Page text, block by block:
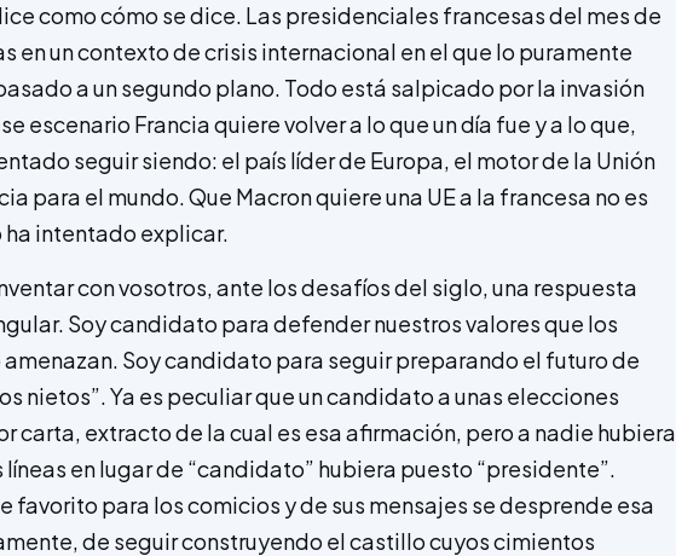
como cómo se dice. Las presidenciales francesas del mes de
en un contexto de crisis internacional en el que lo puramente
a un segundo plano. Todo está salpicado por la invasión
escenario Francia quiere volver a lo que un día fue y a lo que,
seguir siendo: el país líder de Europa, el motor de la Unión
para el mundo. Que Macron quiere una UE a la francesa no es
ha intentado explicar.
con vosotros, ante los desafíos del siglo, una respuesta
Soy candidato para defender nuestros valores que los
Soy candidato para seguir preparando el futuro de
nietos”. Ya es peculiar que un candidato a unas elecciones
carta, extracto de la cual es esa afirmación, pero a nadie hubiera
en lugar de “candidato” hubiera puesto “presidente”.
favorito para los comicios y de sus mensajes se desprende esa
de seguir construyendo el castillo cuyos cimientos